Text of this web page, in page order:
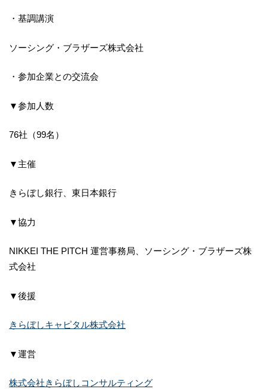
・基調講演
ソーシング・ブラザーズ株式会社
・参加企業との交流会
▼参加人数
76社（99名）
▼主催
きらぼし銀行、東日本銀行
▼協力
NIKKEI THE PITCH 運営事務局、ソーシング・ブラザーズ株
式会社
▼後援
きらぼしキャピタル株式会社
▼運営
株式会社きらぼしコンサルティング